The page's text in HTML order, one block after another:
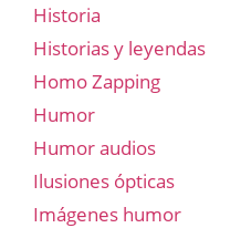
Historia
Historias y leyendas
Homo Zapping
Humor
Humor audios
Ilusiones ópticas
Imágenes humor